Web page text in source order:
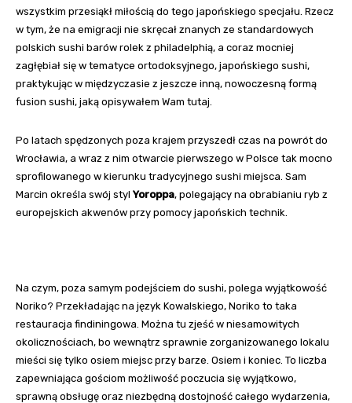
wszystkim przesiąkł miłością do tego japońskiego specjału. Rzecz
w tym, że na emigracji nie skręcał znanych ze standardowych
polskich sushi barów rolek z philadelphią, a coraz mocniej
zagłębiał się w tematyce ortodoksyjnego, japońskiego sushi,
praktykując w międzyczasie z jeszcze inną, nowoczesną formą
fusion sushi, jaką opisywałem Wam tutaj.
Po latach spędzonych poza krajem przyszedł czas na powrót do
Wrocławia, a wraz z nim otwarcie pierwszego w Polsce tak mocno
sprofilowanego w kierunku tradycyjnego sushi miejsca. Sam
Marcin określa swój styl Yoroppa, polegający na obrabianiu ryb z
europejskich akwenów przy pomocy japońskich technik.
Na czym, poza samym podejściem do sushi, polega wyjątkowość
Noriko? Przekładając na język Kowalskiego, Noriko to taka
restauracja findiningowa. Można tu zjeść w niesamowitych
okolicznościach, bo wewnątrz sprawnie zorganizowanego lokalu
mieści się tylko osiem miejsc przy barze. Osiem i koniec. To liczba
zapewniająca gościom możliwość poczucia się wyjątkowo,
sprawną obsługę oraz niezbędną dostojność całego wydarzenia,